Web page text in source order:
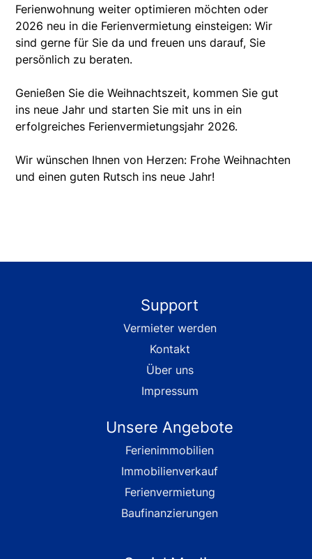
Ferienwohnung weiter optimieren möchten oder
2026 neu in die Ferienvermietung einsteigen: Wir
sind gerne für Sie da und freuen uns darauf, Sie
persönlich zu beraten.
Genießen Sie die Weihnachtszeit, kommen Sie gut
ins neue Jahr und starten Sie mit uns in ein
erfolgreiches Ferienvermietungsjahr 2026.
Wir wünschen Ihnen von Herzen: Frohe Weihnachten
und einen guten Rutsch ins neue Jahr!
Support
Vermieter werden
Kontakt
Über uns
Impressum
Unsere Angebote
Ferienimmobilien
Immobilienverkauf
Ferienvermietung
Baufinanzierungen